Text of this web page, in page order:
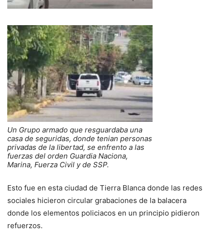
Un Grupo armado que resguardaba una
casa de seguridas, donde tenian personas
privadas de la libertad, se enfrento a las
fuerzas del orden Guardia Naciona,
Marina, Fuerza Civil y de SSP.
Esto fue en esta ciudad de Tierra Blanca donde las redes
sociales hicieron circular grabaciones de la balacera
donde los elementos policiacos en un principio pidieron
refuerzos.